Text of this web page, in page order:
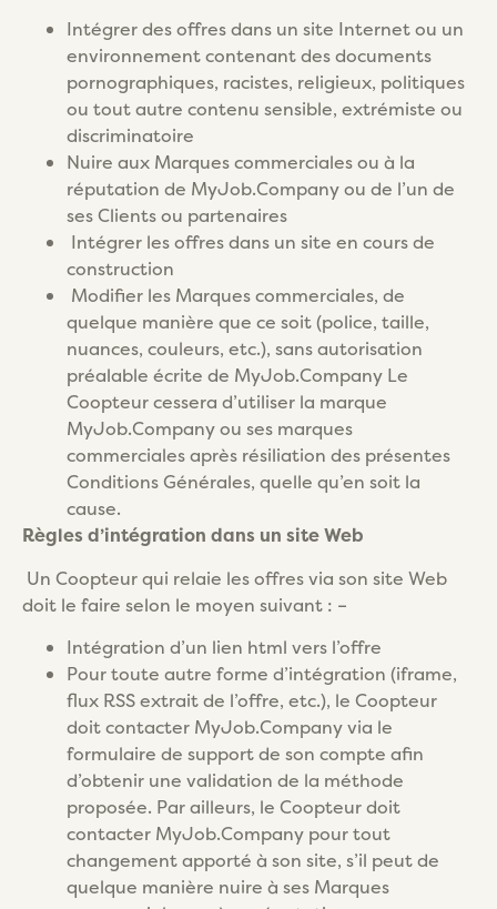
Intégrer des offres dans un site Internet ou un
environnement contenant des documents
pornographiques, racistes, religieux, politiques
ou tout autre contenu sensible, extrémiste ou
discriminatoire
Nuire aux Marques commerciales ou à la
réputation de MyJob.Company ou de l’un de
ses Clients ou partenaires
Intégrer les offres dans un site en cours de
construction
Modifier les Marques commerciales, de
quelque manière que ce soit (police, taille,
nuances, couleurs, etc.), sans autorisation
préalable écrite de MyJob.Company Le
Coopteur cessera d’utiliser la marque
MyJob.Company ou ses marques
commerciales après résiliation des présentes
Conditions Générales, quelle qu’en soit la
cause.
Règles d’intégration dans un site Web
Un Coopteur qui relaie les offres via son site Web
doit le faire selon le moyen suivant : –
Intégration d’un lien html vers l’offre
Pour toute autre forme d’intégration (iframe,
flux RSS extrait de l’offre, etc.), le Coopteur
doit contacter MyJob.Company via le
formulaire de support de son compte afin
d’obtenir une validation de la méthode
proposée. Par ailleurs, le Coopteur doit
contacter MyJob.Company pour tout
changement apporté à son site, s’il peut de
quelque manière nuire à ses Marques